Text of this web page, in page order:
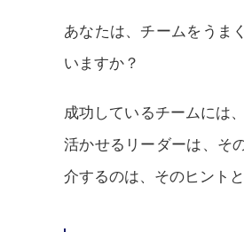
あなたは、チームをうま
いますか？
成功しているチームには
活かせるリーダーは、そ
介するのは、そのヒント